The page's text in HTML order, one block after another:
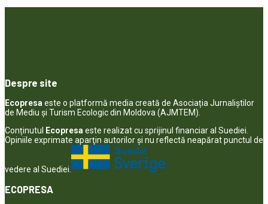
Despre site
Ecopresa este o platformă media creată de Asociația Jurnaliștilor
de Mediu și Turism Ecologic din Moldova (AJMTEM).
Conținutul
Ecopresa este realizat cu sprijinul financiar al Suediei.
Opiniile exprimate aparţin autorilor şi nu reflectă neapărat punctul de
vedere al Suediei.
ECOPRESA